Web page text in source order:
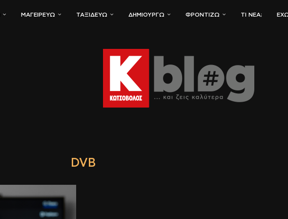
ΜΑΓΕΙΡΕΎΩ ΤΑΞΙΔΕΎΩ ΔΗΜΙΟΥΡΓΏ ΦΡΟΝΤΊΖΩ ΤΙ ΝΈΑ;
DVB